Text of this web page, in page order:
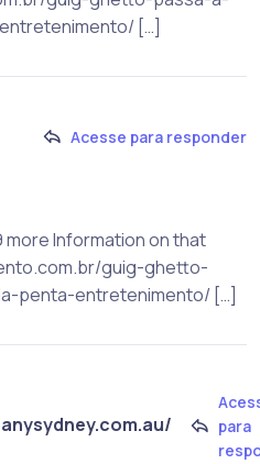
[…]
Acesse para responder
more Information on that
guig-ghetto-
penta-entretenimento/ […]
para